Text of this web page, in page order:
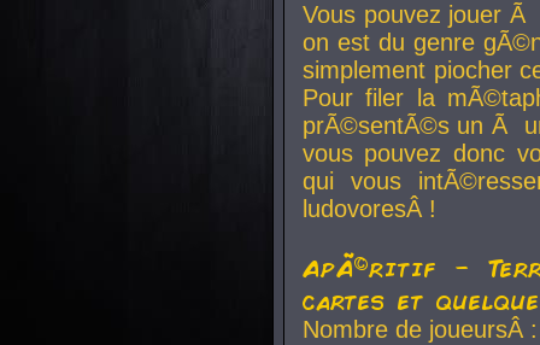
Vous pouvez jouer
on est du genre
simplement piocher
Pour filer la
prÃ©sentÃ©s un Ã
vous pouvez donc
qui vous
ludovoresÂ !
ApÃ©ritif -
cartes et
Nombre de